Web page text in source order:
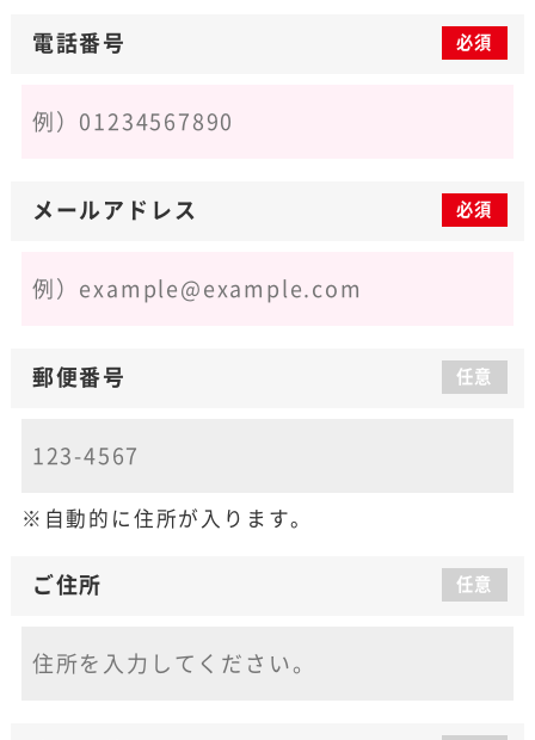
電話番号 必須
メールアドレス 必須
郵便番号 任意
自動的に住所が入ります。
ご住所 任意